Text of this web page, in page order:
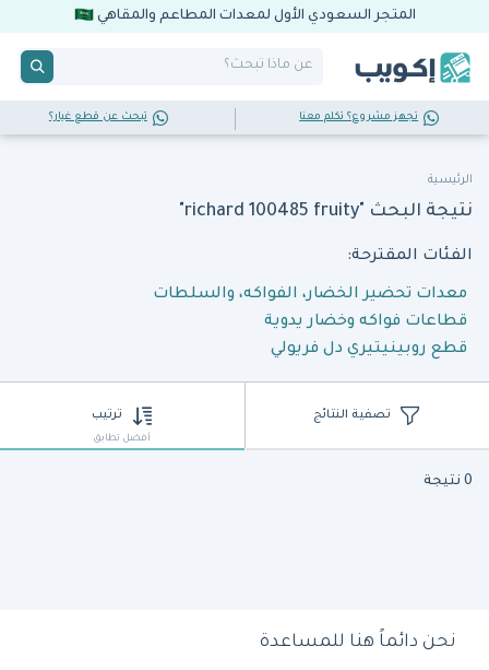
المتجر السعودي الأول لمعدات المطاعم والمقاهي
تجهز مشروع؟ تكلم معنا تبحث عن قطع غيار؟
الرئيسية
نتيجة البحث "richard 100485 fruity"
الفئات المقترحة:
معدات تحضير الخضار، الفواكه، والسلطات
قطاعات فواكه وخضار يدوية
قطع روبينيتيري دل فريولي
تصفية النتائج ترتيب
أفضل تطابق
0 نتيجة
نحن دائماً هنا للمساعدة